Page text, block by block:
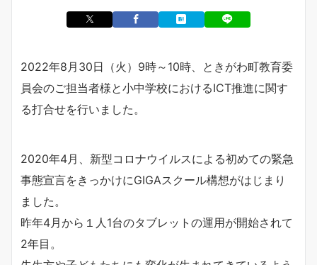
2022年8月30日（火）9時～10時、ときがわ町教育委
員会のご担当者様と小中学校におけるICT推進に関す
る打合せを行いました。
2020年4月、新型コロナウイルスによる初めての緊急
事態宣言をきっかけにGIGAスクール構想がはじまり
ました。
昨年4月から１人1台のタブレットの運用が開始されて
2年目。